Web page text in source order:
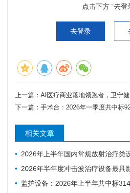
点击下方 “去登
去登录
上一篇： AI医疗商业落地领跑者，卫宁健康入选福布斯中国“2026人工智能
下一篇： 手术台：2026年一季度共中标922台
相关文章
2026年上半年国内常规放射治疗类
2026年半年度冲击波治疗设备最具影响力排行榜：翔宇医疗、医迈斯、慧康排名前三，
监护设备：2026年上半年共中标31444台，迈瑞、科曼